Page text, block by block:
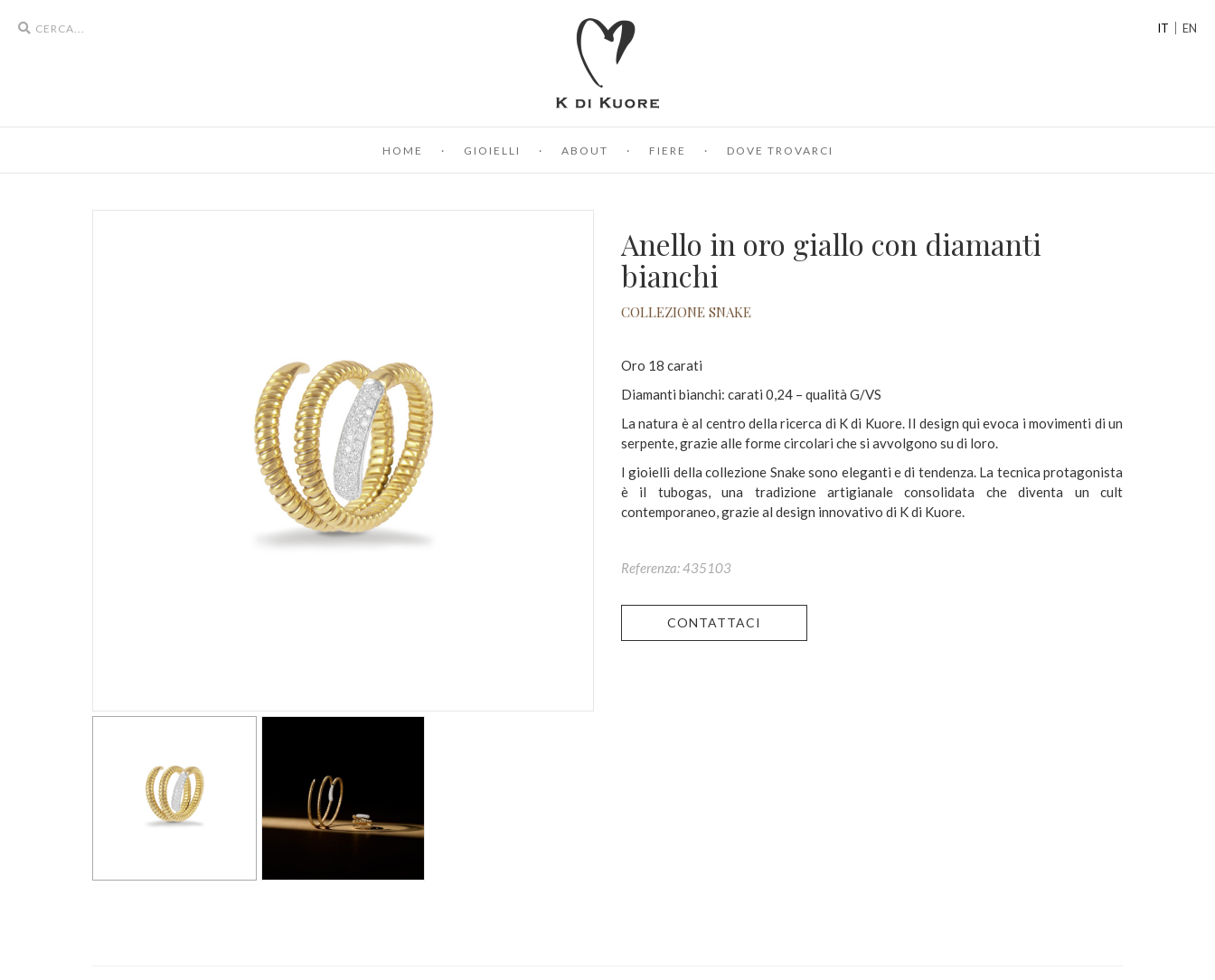
Search
IT EN
HOME GIOIELLI ABOUT FIERE DOVE TROVARCI
Anello in oro giallo con diamanti
bianchi
COLLEZIONE SNAKE
Oro 18 carati
Diamanti bianchi: carati 0,24 – qualità G/VS
La natura è al centro della ricerca di K di Kuore. Il design qui evoca i movimenti di un
serpente, grazie alle forme circolari che si avvolgono su di loro.
I gioielli della collezione Snake sono eleganti e di tendenza. La tecnica protagonista
è il tubogas, una tradizione artigianale consolidata che diventa un cult
contemporaneo, grazie al design innovativo di K di Kuore.
Referenza: 435103
CONTATTACI